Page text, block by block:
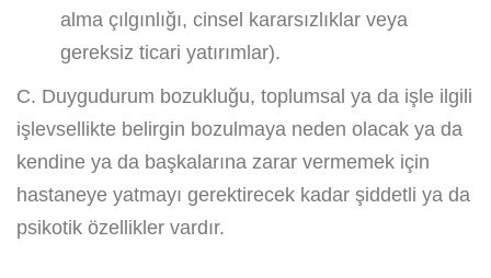
alma çılgınlığı, cinsel kararsızlıklar veya
gereksiz ticari yatırımlar).
C. Duygudurum bozukluğu, toplumsal ya da işle ilgili
işlevsellikte belirgin bozulmaya neden olacak ya da
kendine ya da başkalarına zarar vermemek için
hastaneye yatmayı gerektirecek kadar şiddetli ya da
psikotik özellikler vardır.